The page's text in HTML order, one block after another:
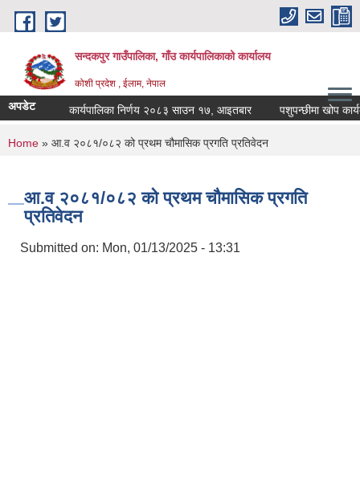
Skip to main content
सन्दकपुर गाउँपालिका, गाँउ कार्यपालिकाको कार्यालय
कोशी प्रदेश , ईलाम, नेपाल
अपडेट कार्यपालिका निर्णय २०८३ साउन १७, आइतबार पशुपन्छीमा खोप
You are here
Home » आ.व २०८१/०८२ को प्रथम चौमासिक प्रगति प्रतिवेदन
आ.व २०८१/०८२ को प्रथम चौमासिक प्रगति
प्रतिवेदन
Submitted on: Mon, 01/13/2025 - 13:31